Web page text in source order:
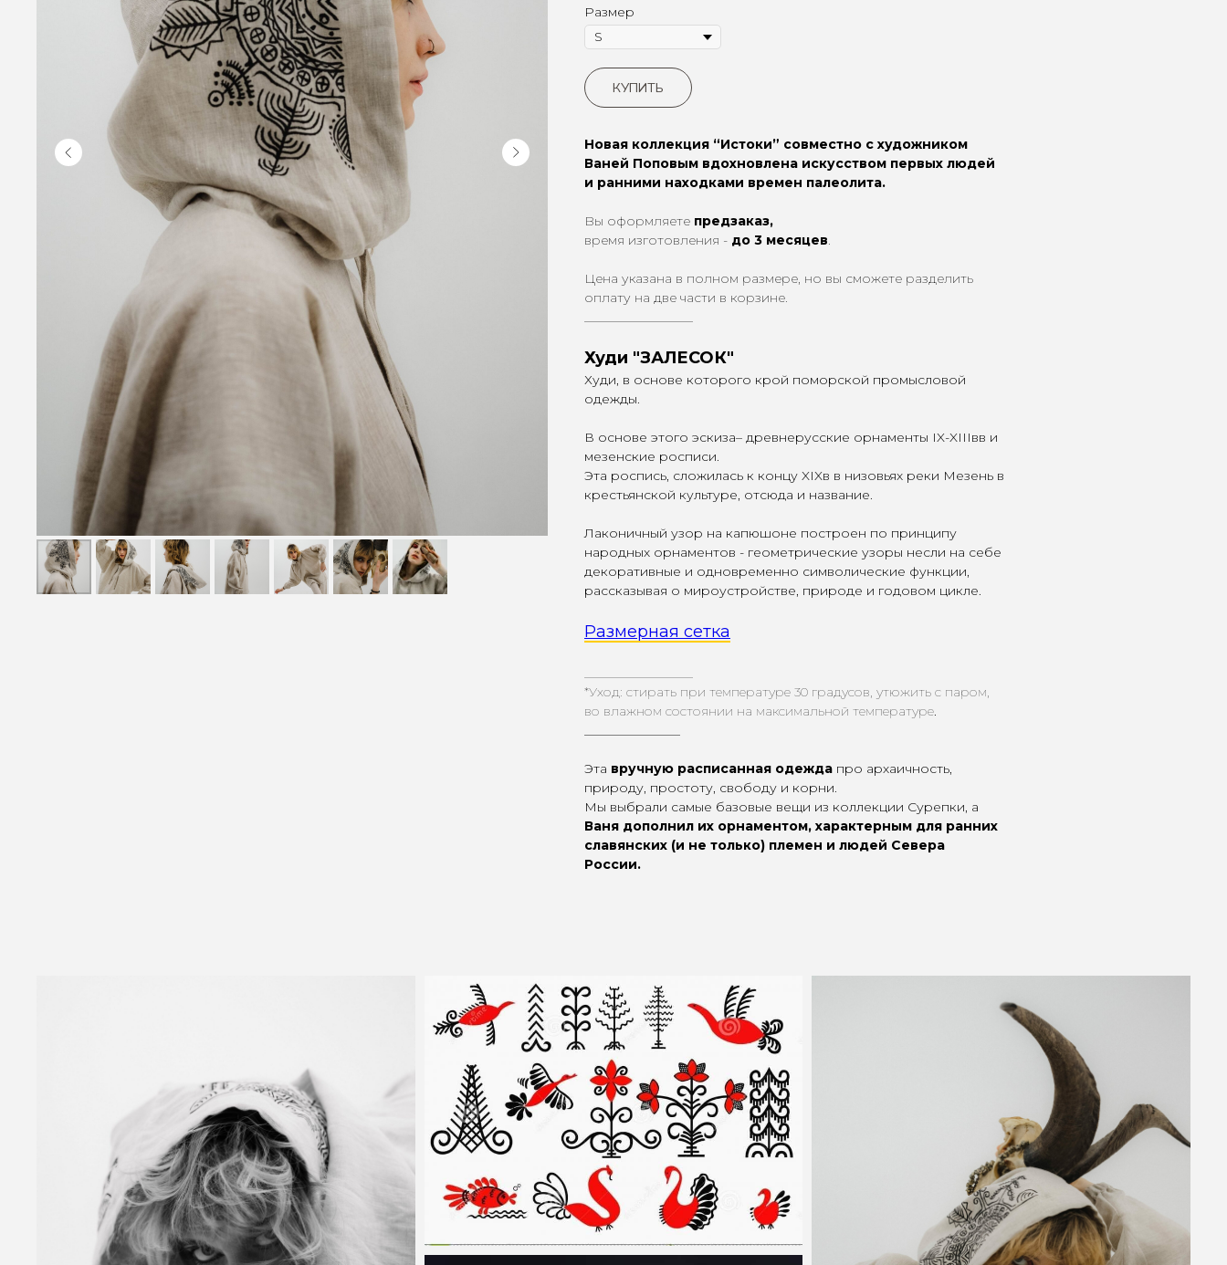
Размер
КУПИТЬ
Новая коллекция “Истоки” совместно с художником
Ваней Поповым вдохновлена искусством первых людей
и ранними находками времен палеолита.
Вы оформляете предзаказ,
время изготовления - до 3 месяцев.
Цена указана в полном размере, но вы сможете разделить
оплату на две части в корзине.
Худи "ЗАЛЕСОК"
Худи, в основе которого крой поморской промысловой
одежды.
В основе этого эскиза– древнерусские орнаменты IX-XIIIвв и
мезенские росписи.
Эта роспись, сложилась к концу XIXв в низовьях реки Мезень в
крестьянской культуре, отсюда и название.
Лаконичный узор на капюшоне построен по принципу
народных орнаментов - геометрические узоры несли на себе
декоративные и одновременно символические функции,
рассказывая о мироустройстве, природе и годовом цикле.
Размерная сетка
*Уход: стирать при температуре 30 градусов, утюжить с паром,
во влажном состоянии на максимальной температуре.
Эта вручную расписанная одежда про архаичность,
природу, простоту, свободу и корни.
Мы выбрали самые базовые вещи из коллекции Сурепки, а
Ваня дополнил их орнаментом, характерным для ранних
славянских (и не только) племен и людей Севера
России.